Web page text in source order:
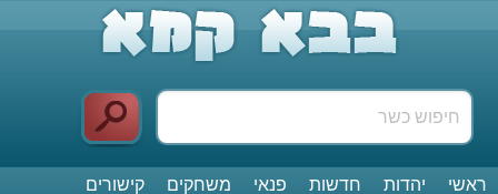
ראשי יהדות חדשות פנאי משחקים
קישורים